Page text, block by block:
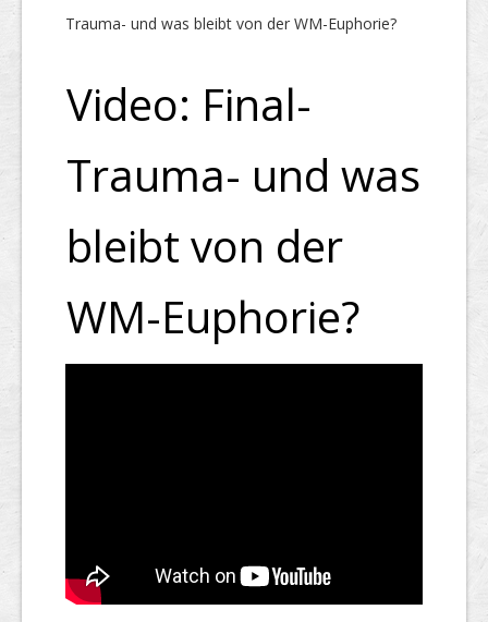
Trauma- und was bleibt von der WM-Euphorie?
Video: Final-
Trauma- und was
bleibt von der
WM-Euphorie?